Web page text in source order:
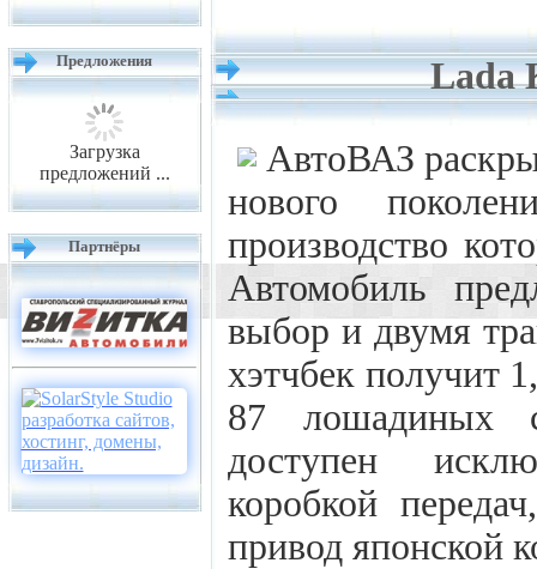
Предложения
Загрузка
предложений ...
Партнёры
Lada
АвтоВАЗ
нового
производство
Автомобиль
выбор и двумя
хэтчбек получит
87 лошадиных
доступен
коробкой
привод японской